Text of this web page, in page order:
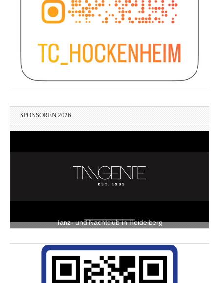
SPONSOREN 2026
Tanz- und Nachtclub in Heidelberg